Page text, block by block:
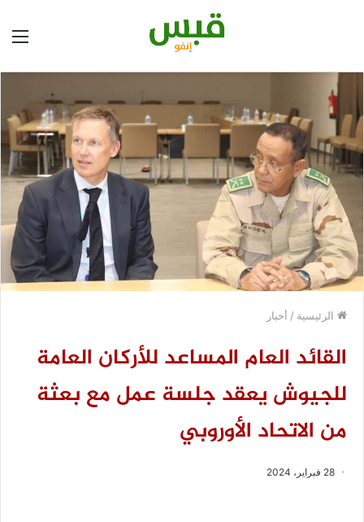
الرئيسية / أخبار
القائد العام المساعد للأركان العامة
للجيوش يعقد جلسة عمل مع بعثة
من الاتحاد الأوروبي
28 فبراير، 2024